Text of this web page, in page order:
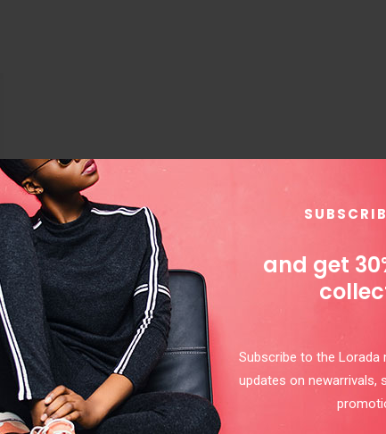
and get
Subscribe to the Lorada
updates on newarrivals,